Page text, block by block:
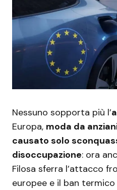
Nessuno sopporta più l’
Europa, moda da
causato solo
disoccupazione: ora
Filosa sferra l’attacco
europee e il ban termico